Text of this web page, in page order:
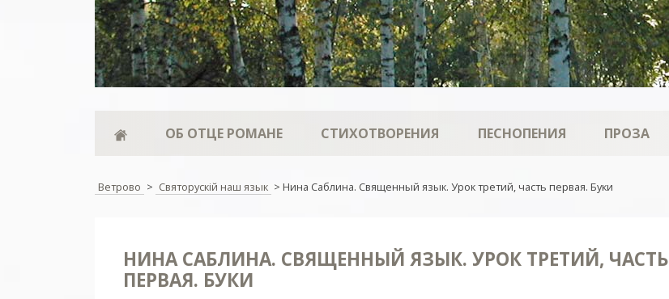
ОБ ОТЦЕ РОМАНЕ СТИХОТВОРЕНИЯ ПЕСНОПЕНИЯ ПРОЗА
Ветрово > Святорускiй наш язык > Нина Саблина. Священный язык. Урок третий, часть первая. Буки
НИНА САБЛИНА. СВЯЩЕННЫЙ ЯЗЫК. УРОК ТРЕТИЙ, ЧАСТЬ
ПЕРВАЯ. БУКИ